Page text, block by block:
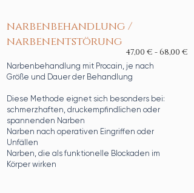
narbenbehandlung /
narbenentstörung
47,00 € - 68,00 €
Narbenbehandlung mit Procain, je nach
Größe und Dauer der Behandlung
Diese Methode eignet sich besonders bei:
schmerzhaften, druckempfindlichen oder
spannenden Narben
Narben nach operativen Eingriffen oder
Unfällen
Narben, die als funktionelle Blockaden im
Körper wirken